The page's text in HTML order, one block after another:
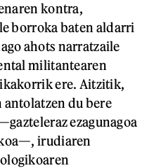
kontra,
borroka baten aldarri
ahots narratzaile
militantearen
ere. Aitzitik,
du bere
ezagunagoa
irudiaren